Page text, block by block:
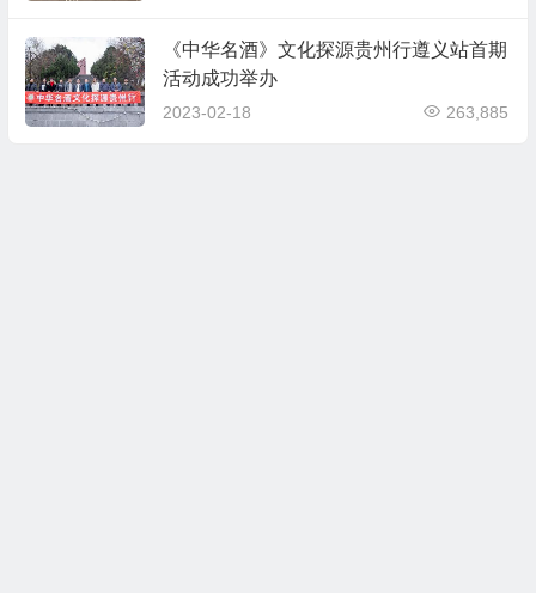
《中华名酒》文化探源贵州行遵义站首期
活动成功举办
2023-02-18 263,885